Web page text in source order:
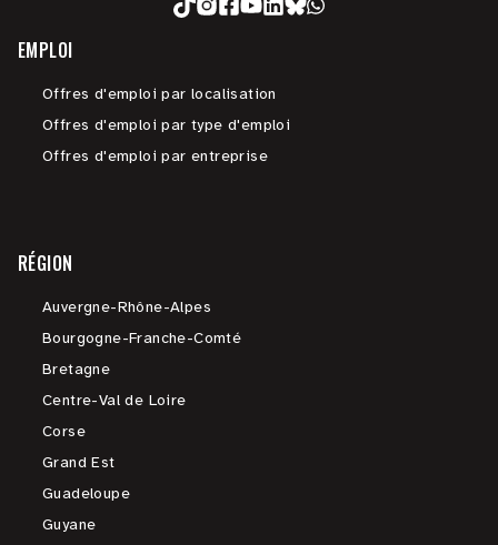
EMPLOI
Offres d'emploi par localisation
Offres d'emploi par type d'emploi
Offres d'emploi par entreprise
RÉGION
Auvergne-Rhône-Alpes
Bourgogne-Franche-Comté
Bretagne
Centre-Val de Loire
Corse
Grand Est
Guadeloupe
Guyane